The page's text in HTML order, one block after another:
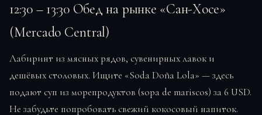
12:30 – 13:30 Обед на рынке «Сан-Хосе»
(Mercado Central)
Лабиринт из мясных рядов, сувенирных лавок и
дешёвых столовых. Ищите «Soda Doña Lola» — здесь
подают суп из морепродуктов (sopa de mariscos) за 6 USD.
Не забудьте попробовать свежий кокосовый напиток.